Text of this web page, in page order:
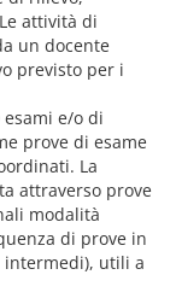
attività di
un docente
previsto per i
e/o di
prove di esame
La
attraverso prove
modalità
di prove in
intermedi), utili a